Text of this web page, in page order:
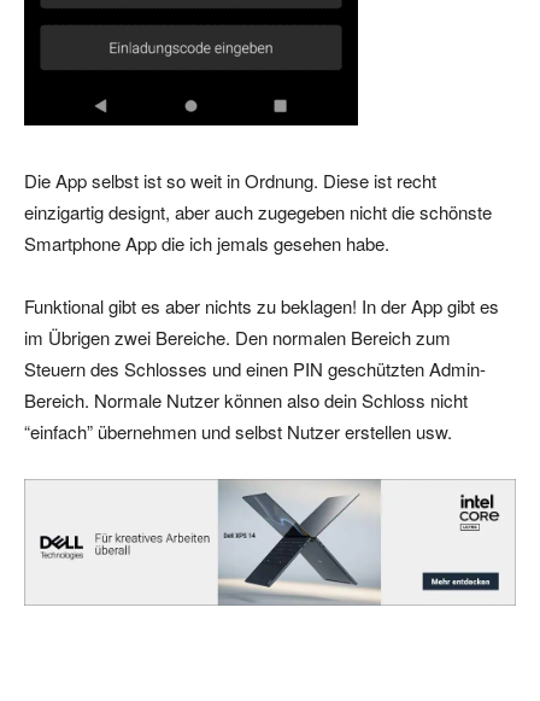
Die App selbst ist so weit in Ordnung. Diese ist recht
einzigartig designt, aber auch zugegeben nicht die schönste
Smartphone App die ich jemals gesehen habe.
Funktional gibt es aber nichts zu beklagen! In der App gibt es
im Übrigen zwei Bereiche. Den normalen Bereich zum
Steuern des Schlosses und einen PIN geschützten Admin-
Bereich. Normale Nutzer können also dein Schloss nicht
“einfach” übernehmen und selbst Nutzer erstellen usw.